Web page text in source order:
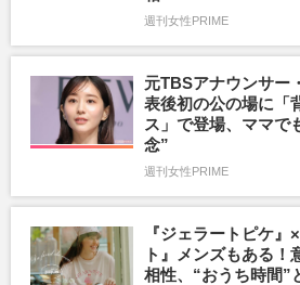
週刊女性PRIME
元TBSアナウンサー
表後初の公の場に「
ス」で登場、ママで
念”
週刊女性PRIME
『ジェラートピケ
ト』メンズもある！
相性、“おうち時間”